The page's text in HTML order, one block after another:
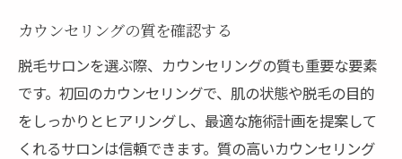
安心のアフターケアを提供するサロン
脱毛サロン選びで失敗しないためのチェックリ
スト
事前調査で確認すべきポイント
カウンセリングの質を確認する
脱毛サロンを選ぶ際、カウンセリングの質も重要な要素
です。初回のカウンセリングで、肌の状態や脱毛の目的
をしっかりとヒアリングし、最適な施術計画を提案して
くれるサロンは信頼できます。質の高いカウンセリング